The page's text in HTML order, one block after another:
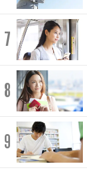
7
8
9